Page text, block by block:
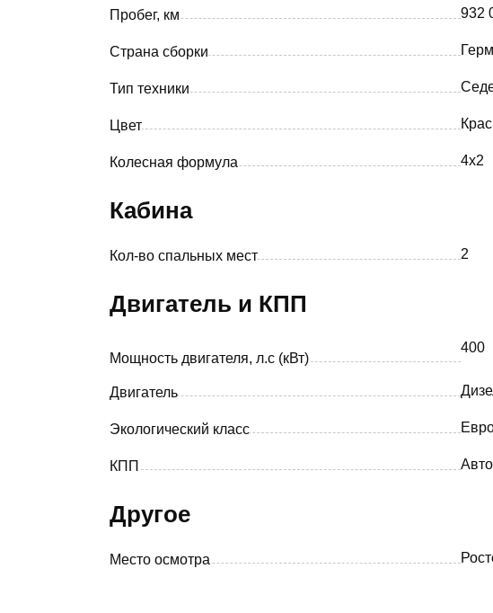
Пробег, км 932
Страна сборки
Тип техники
Цвет
Колесная формула 4х2
Кабина
Кол-во спальных мест 2
Двигатель и КПП
Мощность двигателя, л.с (кВт)
400
Двигатель
Экологический класс
КПП
Другое
Место осмотра